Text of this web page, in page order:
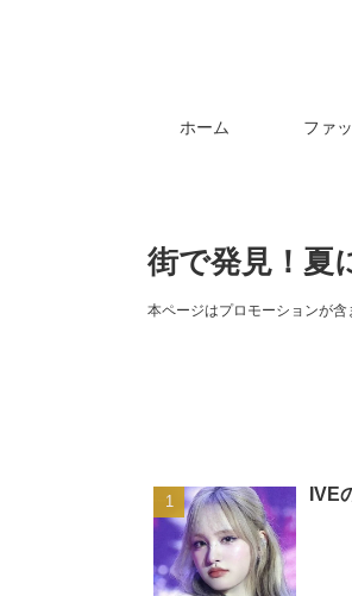
ホーム ファ
街で発見！夏
本ページはプロモーションが含
IVE